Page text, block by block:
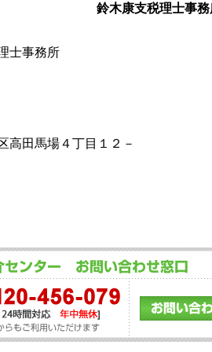
鈴木康支税理士事務
士事務所
高田馬場４丁目１２－